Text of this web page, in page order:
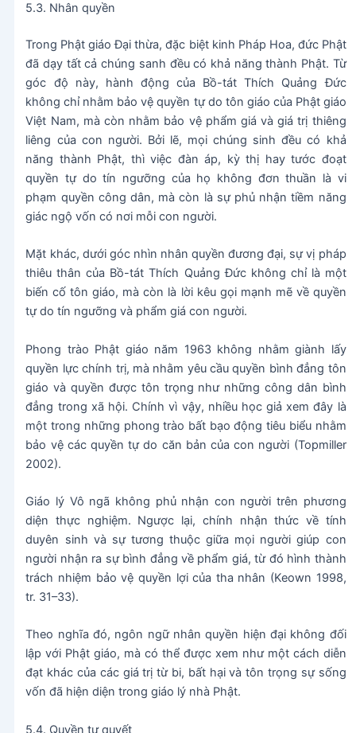
5.3. Nhân quyền
Trong Phật giáo Đại thừa, đặc biệt kinh Pháp Hoa, đức Phật
đã dạy tất cả chúng sanh đều có khả năng thành Phật. Từ
góc độ này, hành động của Bồ-tát Thích Quảng Đức
không chỉ nhằm bảo vệ quyền tự do tôn giáo của Phật giáo
Việt Nam, mà còn nhằm bảo vệ phẩm giá và giá trị thiêng
liêng của con người. Bởi lẽ, mọi chúng sinh đều có khả
năng thành Phật, thì việc đàn áp, kỳ thị hay tước đoạt
quyền tự do tín ngưỡng của họ không đơn thuần là vi
phạm quyền công dân, mà còn là sự phủ nhận tiềm năng
giác ngộ vốn có nơi mỗi con người.
Mặt khác, dưới góc nhìn nhân quyền đương đại, sự vị pháp
thiêu thân của Bồ-tát Thích Quảng Đức không chỉ là một
biến cố tôn giáo, mà còn là lời kêu gọi mạnh mẽ về quyền
tự do tín ngưỡng và phẩm giá con người.
Phong trào Phật giáo năm 1963 không nhằm giành lấy
quyền lực chính trị, mà nhằm yêu cầu quyền bình đẳng tôn
giáo và quyền được tôn trọng như những công dân bình
đẳng trong xã hội. Chính vì vậy, nhiều học giả xem đây là
một trong những phong trào bất bạo động tiêu biểu nhằm
bảo vệ các quyền tự do căn bản của con người (Topmiller
2002).
Giáo lý Vô ngã không phủ nhận con người trên phương
diện thực nghiệm. Ngược lại, chính nhận thức về tính
duyên sinh và sự tương thuộc giữa mọi người giúp con
người nhận ra sự bình đẳng về phẩm giá, từ đó hình thành
trách nhiệm bảo vệ quyền lợi của tha nhân (Keown 1998,
tr. 31–33).
Theo nghĩa đó, ngôn ngữ nhân quyền hiện đại không đối
lập với Phật giáo, mà có thể được xem như một cách diễn
đạt khác của các giá trị từ bi, bất hại và tôn trọng sự sống
vốn đã hiện diện trong giáo lý nhà Phật.
5.4. Quyền tự quyết